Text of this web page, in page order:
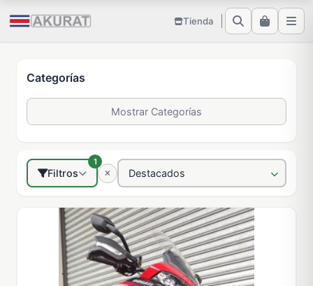
Tienda
Categorías
Mostrar Categorías
Filtros
1